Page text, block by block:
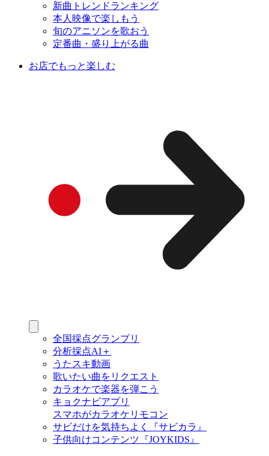
新曲トレンドランキング
本人映像で楽しもう
旬のアニソンを歌おう
定番曲・盛り上がる曲
お店でもっと楽しむ
全国採点グランプリ
分析採点AI＋
うたスキ動画
歌いたい曲をリクエスト
カラオケで楽器を弾こう
キョクナビアプリ
スマホがカラオケリモコン
サビだけを気持ちよく『サビカラ』
子供向けコンテンツ『JOYKIDS』